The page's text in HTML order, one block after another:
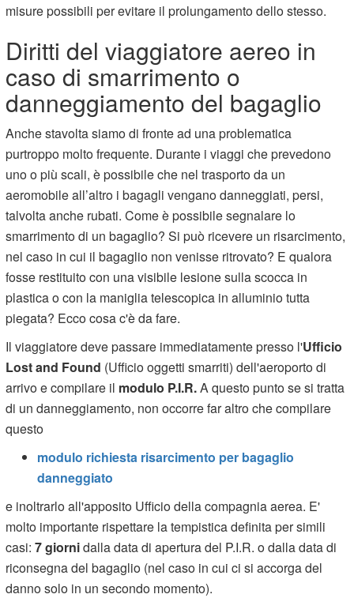
misure possibili per evitare il prolungamento dello stesso.
Diritti del viaggiatore aereo in
caso di smarrimento o
danneggiamento del bagaglio
Anche stavolta siamo di fronte ad una problematica
purtroppo molto frequente. Durante i viaggi che prevedono
uno o più scali, è possibile che nel trasporto da un
aeromobile all’altro i bagagli vengano danneggiati, persi,
talvolta anche rubati. Come è possibile segnalare lo
smarrimento di un bagaglio? Si può ricevere un risarcimento,
nel caso in cui il bagaglio non venisse ritrovato? E qualora
fosse restituito con una visibile lesione sulla scocca in
plastica o con la maniglia telescopica in alluminio tutta
piegata? Ecco cosa c'è da fare.
Il viaggiatore deve passare immediatamente presso l'Ufficio
Lost and Found (Ufficio oggetti smarriti) dell'aeroporto di
arrivo e compilare il modulo P.I.R.A questo punto se si tratta
di un danneggiamento, non occorre far altro che compilare
questo
modulo richiesta risarcimento per bagaglio
danneggiato
e inoltrarlo all'apposito Ufficio della compagnia aerea. E'
molto importante rispettare la tempistica definita per simili
casi:7 giornidalla data di apertura del P.I.R. o dalla data di
riconsegna del bagaglio (nel caso in cui ci si accorga del
danno solo in un secondo momento).